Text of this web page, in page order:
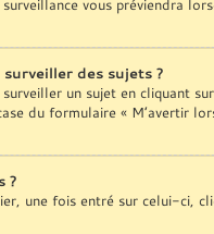
vous préviendra
des sujets ?
un sujet en cliquant
du formulaire « M’avertir
?
une fois entré sur celui-ci,